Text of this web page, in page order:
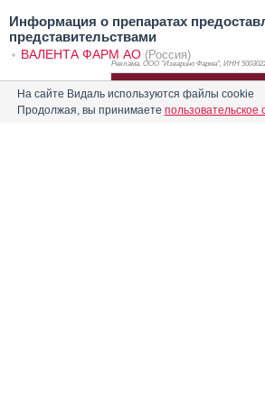
Информация о препаратах
представительствами
ВАЛЕНТА ФАРМ АО (Россия)
Реклама. ООО "Изварино Фарма", ИНН 500
На сайте Видаль используются файлы cookie
Продолжая, вы принимаете пользовательское